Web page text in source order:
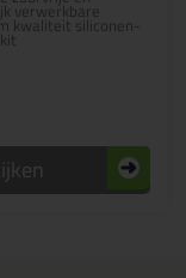
verwerkbare
kwaliteit siliconen-